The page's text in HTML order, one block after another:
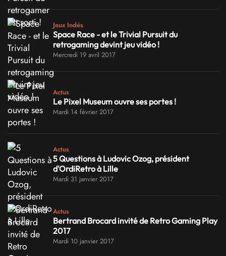
Jeux Indés
Space Race - et le Trivial Pursuit du
retrogaming devint jeu vidéo !
Mercredi 19 avril 2017
Actus
Le Pixel Museum ouvre ses portes !
Mardi 14 février 2017
Actus
5 Questions à Ludovic Ozog, président
d'OrdiRetro à Lille
Mardi 31 janvier 2017
Actus
Bertrand Brocard invité de Retro Gaming Play
2017
Mardi 10 janvier 2017